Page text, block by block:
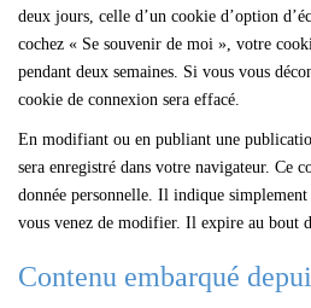
deux jours, celle d’un cookie d’option
cochez « Se souvenir de moi », votre
pendant deux semaines. Si vous vous
cookie de connexion sera effacé.
En modifiant ou en publiant une
sera enregistré dans votre navigateur. Ce
donnée personnelle. Il indique
vous venez de modifier. Il expire au bout
Contenu embarqué